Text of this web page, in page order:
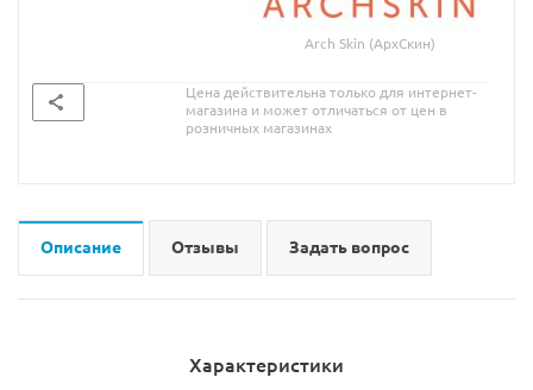
Arch Skin (АрхСкин)
Цена действительна только для интернет-
магазина и может отличаться от цен в
розничных магазинах
Описание Отзывы Задать вопрос
Характеристики